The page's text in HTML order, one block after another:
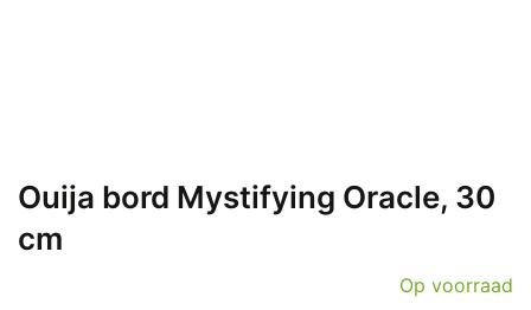
Ouija bord Mystifying Oracle, 30
cm
Op voorraad